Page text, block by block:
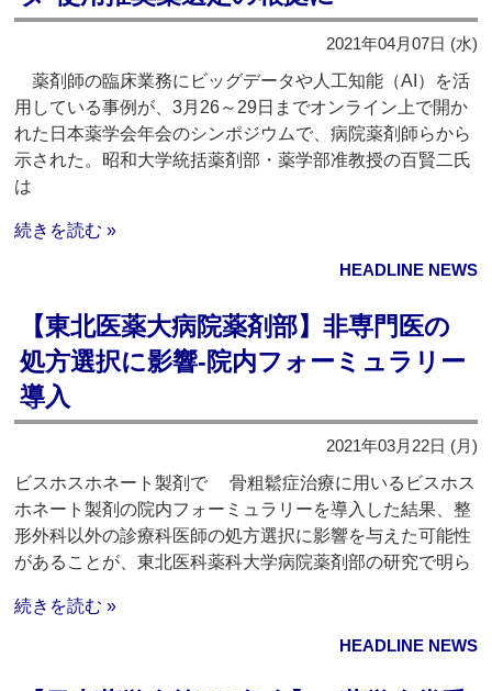
2021年04月07日 (水)
薬剤師の臨床業務にビッグデータや人工知能（AI）を活
用している事例が、3月26～29日までオンライン上で開か
れた日本薬学会年会のシンポジウムで、病院薬剤師らから
示された。昭和大学統括薬剤部・薬学部准教授の百賢二氏
は
続きを読む »
HEADLINE NEWS
【東北医薬大病院薬剤部】非専門医の
処方選択に影響‐院内フォーミュラリー
導入
2021年03月22日 (月)
ビスホスホネート製剤で 骨粗鬆症治療に用いるビスホス
ホネート製剤の院内フォーミュラリーを導入した結果、整
形外科以外の診療科医師の処方選択に影響を与えた可能性
があることが、東北医科薬科大学病院薬剤部の研究で明ら
続きを読む »
HEADLINE NEWS